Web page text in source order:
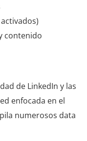
contenido
de LinkedIn y las
enfocada en el
numerosos data